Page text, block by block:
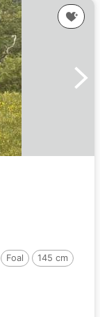
Foal
145 cm